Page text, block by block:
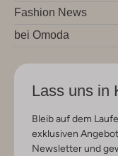
Fashion News
bei Omoda
Lass uns in
Bleib auf dem
exklusiven
Newsletter und